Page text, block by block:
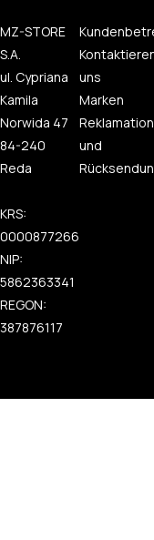
MZ-STORE
S.A.
ul. Cypriana
Kamila
Norwida 47
84-240
Reda
KRS:
0000877266
NIP:
5862363341
REGON:
387876117
uns
Marken
und